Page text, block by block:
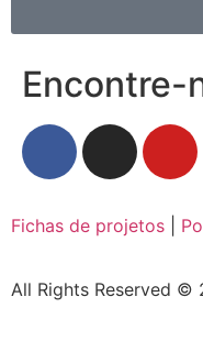
Encontre-
Fichas de projetos
All Rights Reserved ©